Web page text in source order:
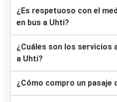
¿Es respetuoso con el
en bus a Uhti?
¿Cuáles son los servicios
a Uhti?
¿Cómo compro un pasaje